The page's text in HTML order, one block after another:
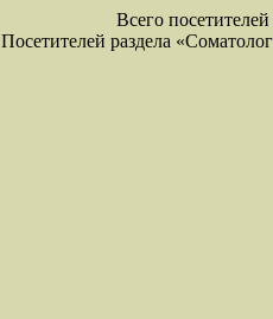
Всего
Посетителей раздела